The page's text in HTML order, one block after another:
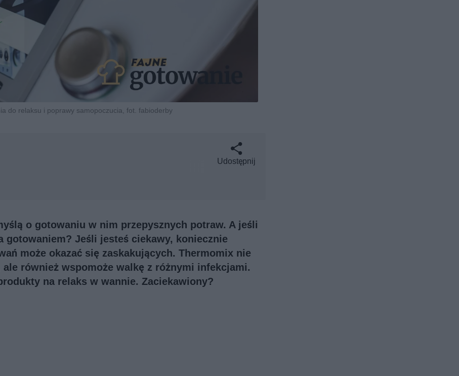
do relaksu i poprawy samopoczucia, fot. fabioderby
Udostępnij
o gotowaniu w nim przepysznych potraw. A jeśli
gotowaniem? Jeśli jesteś ciekawy, koniecznie
może okazać się zaskakujących. Thermomix nie
również wspomoże walkę z różnymi infekcjami.
na relaks w wannie. Zaciekawiony?